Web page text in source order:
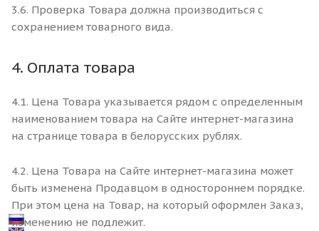
3.6. Проверка Товара должна производиться с
сохранением товарного вида.
4. Оплата товара
4.1. Цена Товара указывается рядом с определенным
наименованием товара на Сайте интернет-магазина
на странице товара в белорусских рублях.
4.2. Цена Товара на Сайте интернет-магазина может
быть изменена Продавцом в одностороннем порядке.
При этом цена на Товар, на который оформлен Заказ,
изменению не подлежит.